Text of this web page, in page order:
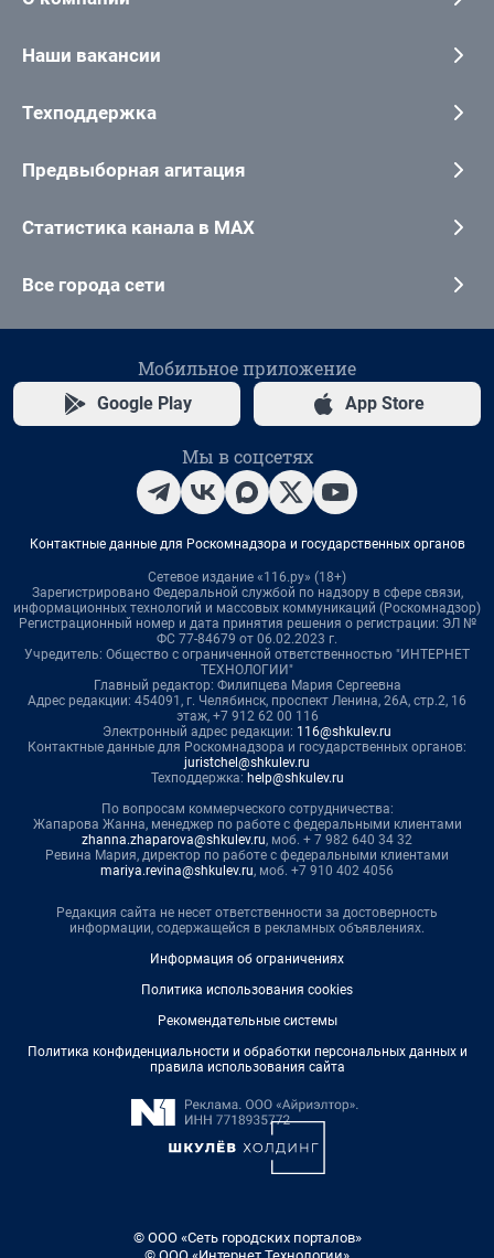
Наши вакансии
Техподдержка
Предвыборная агитация
Статистика канала в MAX
Все города сети
Мобильное приложение
Google Play App Store
Мы в соцсетях
Контактные данные для Роскомнадзора и государственных органов
Сетевое издание «116.ру» (18+)
Зарегистрировано Федеральной службой по надзору в сфере связи,
информационных технологий и массовых коммуникаций (Роскомнадзор)
Регистрационный номер и дата принятия решения о регистрации: ЭЛ №
ФС 77-84679 от 06.02.2023 г.
Учредитель: Общество с ограниченной ответственностью "ИНТЕРНЕТ
ТЕХНОЛОГИИ"
Главный редактор: Филипцева Мария Сергеевна
Адрес редакции: 454091, г. Челябинск, проспект Ленина, 26А, стр.2, 16
этаж, +7 912 62 00 116
Электронный адрес редакции: 116@shkulev.ru
Контактные данные для Роскомнадзора и государственных органов:
juristchel@shkulev.ru
Техподдержка: help@shkulev.ru
По вопросам коммерческого сотрудничества:
Жапарова Жанна, менеджер по работе с федеральными клиентами
zhanna.zhaparova@shkulev.ru, моб. + 7 982 640 34 32
Ревина Мария, директор по работе с федеральными клиентами
mariya.revina@shkulev.ru, моб. +7 910 402 4056
Редакция сайта не несет ответственности за достоверность
информации, содержащейся в рекламных объявлениях.
Информация об ограничениях
Политика использования cookies
Рекомендательные системы
Политика конфиденциальности и обработки персональных данных и
правила использования сайта
© ООО «Сеть городских порталов»